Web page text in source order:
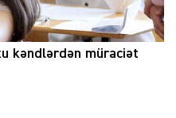
kəndlərdən müraciət